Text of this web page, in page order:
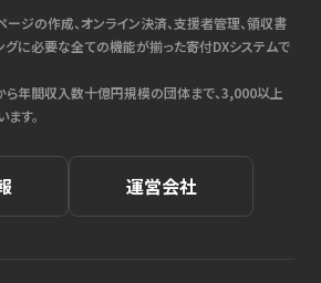
ージの作成、オンライン決済、支援者管理、領収書
グに必要な全ての機能が揃った寄付DXシステムで
ら年間収入数十億円規模の団体まで、3,000以上
す。
運営会社